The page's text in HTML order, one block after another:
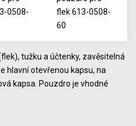
tužku a účtenky, zavěsitelná
hlavní otevřenou kapsu, na
kapsa. Pouzdro je vhodné